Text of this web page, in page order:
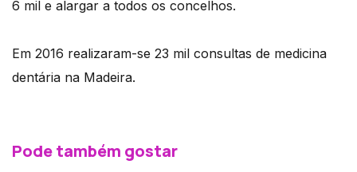
6 mil e alargar a todos os concelhos.
Em 2016 realizaram-se 23 mil consultas de medicina
dentária na Madeira.
Pode também gostar